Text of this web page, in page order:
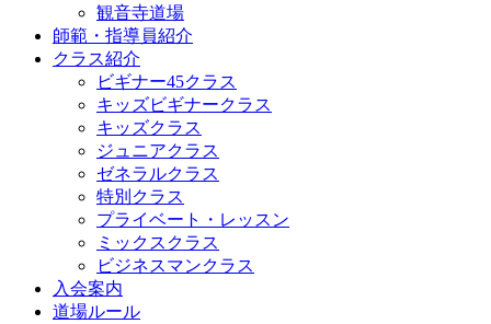
観音寺道場
師範・指導員紹介
クラス紹介
ビギナー45クラス
キッズビギナークラス
キッズクラス
ジュニアクラス
ゼネラルクラス
特別クラス
プライベート・レッスン
ミックスクラス
ビジネスマンクラス
入会案内
道場ルール